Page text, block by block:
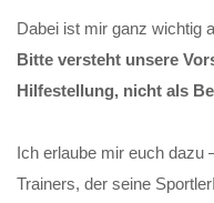
Dabei ist mir ganz wichtig
Bitte versteht unsere
Hilfestellung, nicht als
Ich erlaube mir euch dazu
Trainers, der seine